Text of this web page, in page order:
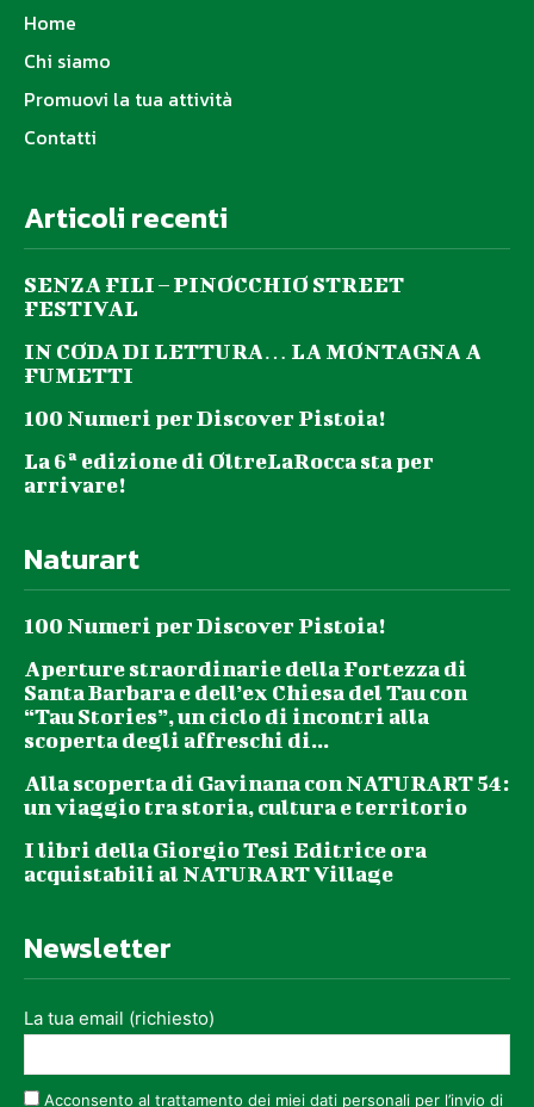
Home
Chi siamo
Promuovi la tua attività
Contatti
Articoli recenti
SENZA FILI – PINOCCHIO STREET
FESTIVAL
IN CODA DI LETTURA… LA MONTAGNA A
FUMETTI
100 Numeri per Discover Pistoia!
La 6ª edizione di OltreLaRocca sta per
arrivare!
Naturart
100 Numeri per Discover Pistoia!
Aperture straordinarie della Fortezza di
Santa Barbara e dell’ex Chiesa del Tau con
“Tau Stories”, un ciclo di incontri alla
scoperta degli affreschi di...
Alla scoperta di Gavinana con NATURART 54:
un viaggio tra storia, cultura e territorio
I libri della Giorgio Tesi Editrice ora
acquistabili al NATURART Village
Newsletter
La tua email (richiesto)
Acconsento al trattamento dei miei dati personali per l’invio di